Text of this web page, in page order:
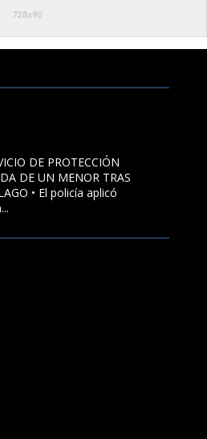
DE PROTECCIÓN
DE UN MENOR TRAS
• El policía aplicó